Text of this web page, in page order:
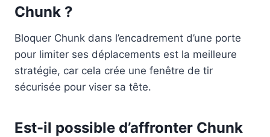
Chunk ?
Bloquer Chunk dans l’encadrement d’une porte
pour limiter ses déplacements est la meilleure
stratégie, car cela crée une fenêtre de tir
sécurisée pour viser sa tête.
Est-il possible d’affronter Chunk